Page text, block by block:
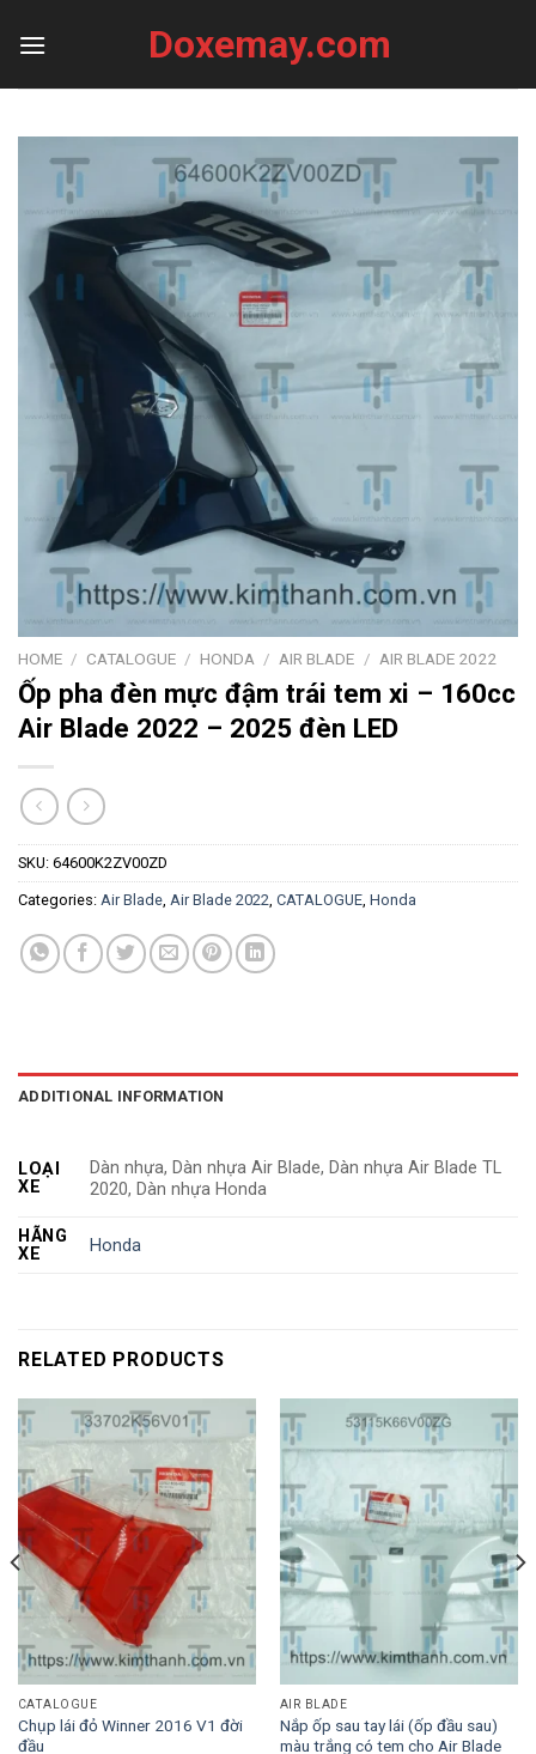
Doxemay.com
HOME / CATALOGUE / HONDA / AIR BLADE / AIR BLADE 2022
Ốp pha đèn mực đậm trái tem xi – 160cc
Air Blade 2022 – 2025 đèn LED
SKU: 64600K2ZV00ZD
Categories: Air Blade, Air Blade 2022, CATALOGUE, Honda
ADDITIONAL INFORMATION
LOẠI
XE
Dàn nhựa, Dàn nhựa Air Blade, Dàn nhựa Air Blade TL
2020, Dàn nhựa Honda
HÃNG
XE
Honda
RELATED PRODUCTS
CATALOGUE
Chụp lái đỏ Winner 2016 V1 đời
đầu
AIR BLADE
Nắp ốp sau tay lái (ốp đầu sau)
màu trắng có tem cho Air Blade